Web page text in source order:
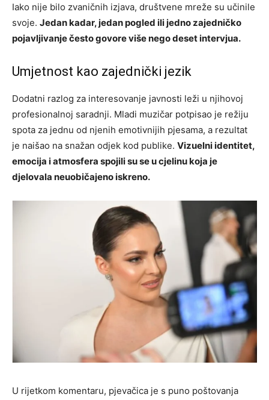
Iako nije bilo zvaničnih izjava, društvene mreže su učinile
svoje. Jedan kadar, jedan pogled ili jedno zajedničko
pojavljivanje često govore više nego deset intervjua.
Umjetnost kao zajednički jezik
Dodatni razlog za interesovanje javnosti leži u njihovoj
profesionalnoj saradnji. Mladi muzičar potpisao je režiju
spota za jednu od njenih emotivnijih pjesama, a rezultat
je naišao na snažan odjek kod publike. Vizuelni identitet,
emocija i atmosfera spojili su se u cjelinu koja je
djelovala neuobičajeno iskreno.
U rijetkom komentaru, pjevačica je s puno poštovanja